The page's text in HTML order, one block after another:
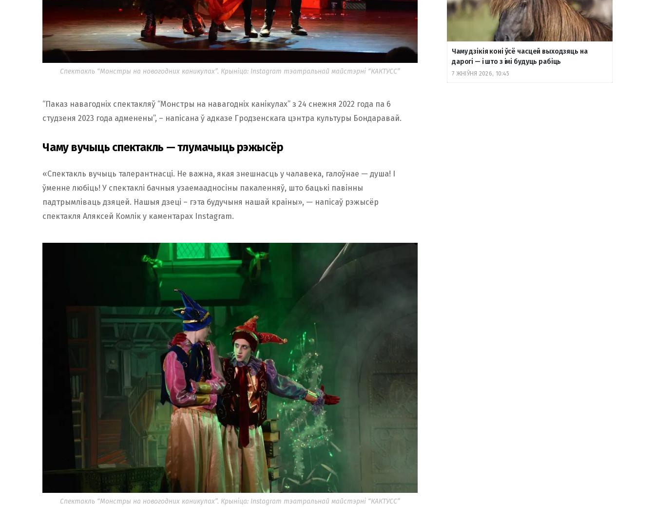
Спектакль “Монстры на новогодних каникулах”. Крыніца: Instagram тэатральнай майстэрні “КАКТУСС”
“Паказ навагодніх спектакляў “Монстры на навагодніх канікулах” з 24 снежня 2022 года па 6
студзеня 2023 года адменены”, – напісана ў адказе Гродзенскага цэнтра культуры Бондаравай.
Чаму вучыць спектакль — тлумачыць рэжысёр
«Спектакль вучыць талерантнасці. Не важна, якая знешнасць у чалавека, галоўнае — душа! І
ўменне любіць! У спектаклі бачныя узаемаадносіны пакаленняў, што бацькі павінны
падтрымліваць дзяцей. Нашыя дзеці – гэта будучыня нашай краіны», — напісаў рэжысёр
спектакля Аляксей Комлік у каментарах Instagram.
Спектакль “Монстры на новогодних каникулах”. Крыніца: Instagram тэатральнай майстэрні “КАКТУСС”
Чаму дзікія коні ўсё часцей выходзяць на
дарогі — і што з імі будуць рабіць
7 ЖНІЎНЯ 2026, 10:45